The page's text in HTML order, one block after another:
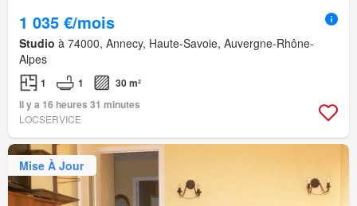
1 035 €/mois
Studio à 74000, Annecy, Haute-Savoie, Auvergne-Rhône-
Alpes
1 1
30 m²
Il y a 16 heures 31 minutes
LOCSERVICE
Mise À Jour